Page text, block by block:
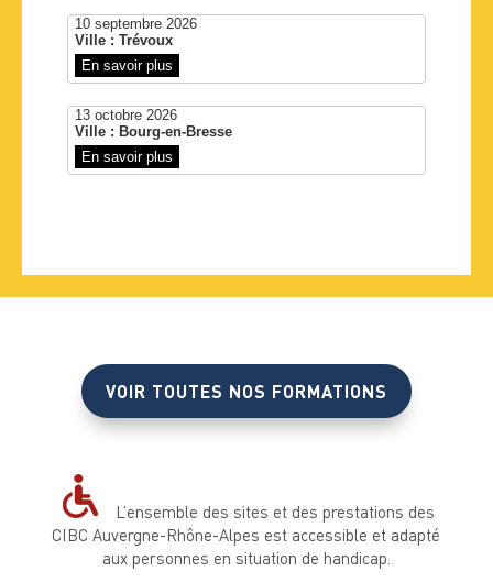
10 septembre 2026
Ville : Trévoux
En savoir plus
13 octobre 2026
Ville : Bourg-en-Bresse
En savoir plus
VOIR TOUTES NOS FORMATIONS
L’ensemble des sites et des prestations des
CIBC Auvergne-Rhône-Alpes est accessible et adapté
aux personnes en situation de handicap.